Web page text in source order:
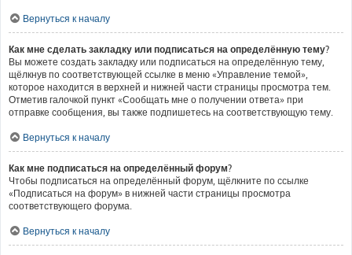
Вернуться к началу
Как мне сделать закладку или подписаться на определённую тему?
Вы можете создать закладку или подписаться на определённую тему,
щёлкнув по соответствующей ссылке в меню «Управление темой»,
которое находится в верхней и нижней части страницы просмотра тем.
Отметив галочкой пункт «Сообщать мне о получении ответа» при
отправке сообщения, вы также подпишетесь на соответствующую тему.
Вернуться к началу
Как мне подписаться на определённый форум?
Чтобы подписаться на определённый форум, щёлкните по ссылке
«Подписаться на форум» в нижней части страницы просмотра
соответствующего форума.
Вернуться к началу